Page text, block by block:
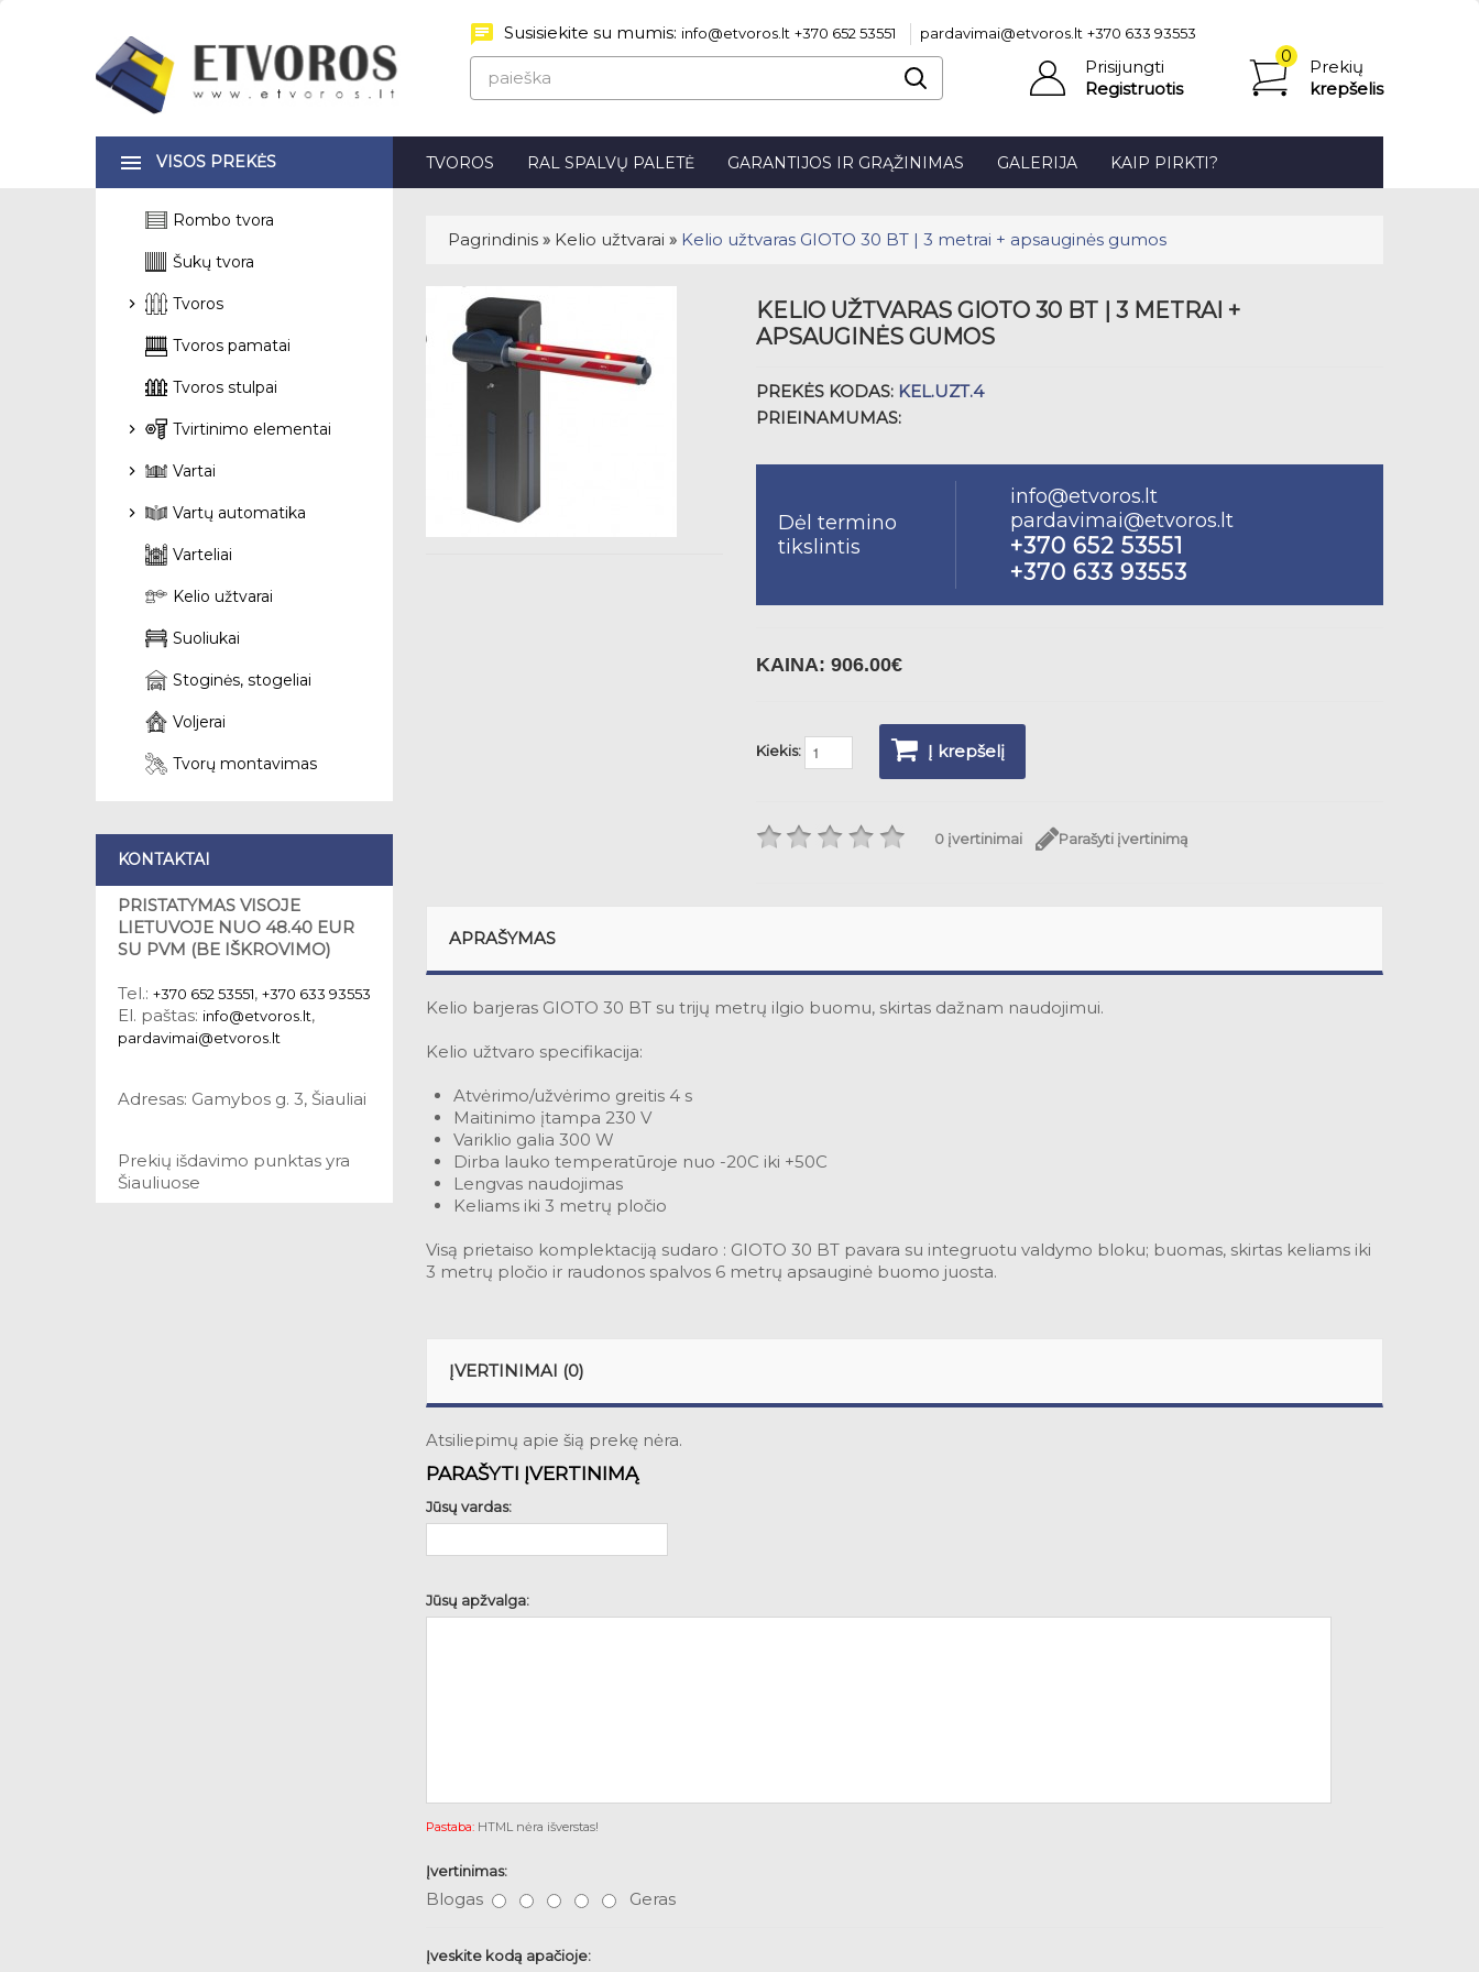
Susisiekite su mumis: info@etvoros.lt +370 652 53551 pardavimai@etvoros.lt +370 633 93553
Prisijungti
Registruotis
Prekių
krepšelis
0
prekė(s)
-
TVOROS RAL SPALVŲ PALETĖ GARANTIJOS IR GRĄŽINIMAS GALERIJA KAIP PIRKTI?
Pagrindinis » Kelio užtvarai » Kelio užtvaras GIOTO 30 BT | 3 metrai + apsauginės gumos
KELIO UŽTVARAS GIOTO 30 BT | 3 METRAI +
APSAUGINĖS GUMOS
PREKĖS KODAS: KEL.UZT.4
PRIEINAMUMAS:
Dėl termino
tikslintis
info@etvoros.lt
pardavimai@etvoros.lt
+370 652 53551
+370 633 93553
KAINA: 906.00€
Kiekis: Į krepšelį
0 įvertinimai Parašyti įvertinimą
APRAŠYMAS
Kelio barjeras GIOTO 30 BT su trijų metrų ilgio buomu, skirtas dažnam naudojimui.
Kelio užtvaro specifikacija:
Atvėrimo/užvėrimo greitis 4 s
Maitinimo įtampa 230 V
Variklio galia 300 W
Dirba lauko temperatūroje nuo -20C iki +50C
Lengvas naudojimas
Keliams iki 3 metrų pločio
Visą prietaiso komplektaciją sudaro : GIOTO 30 BT pavara su integruotu valdymo bloku; buomas, skirtas keliams iki
3 metrų pločio ir raudonos spalvos 6 metrų apsauginė buomo juosta.
ĮVERTINIMAI (0)
Atsiliepimų apie šią prekę nėra.
PARAŠYTI ĮVERTINIMĄ
Jūsų vardas:
Jūsų apžvalga:
Pastaba: HTML nėra išverstas!
Įvertinimas:
Blogas Geras
Įveskite kodą apačioje:
VISOS PREKĖS
Rombo tvora
Šukų tvora
Tvoros
Tvoros pamatai
Tvoros stulpai
Tvirtinimo elementai
Vartai
Vartų automatika
Varteliai
Kelio užtvarai
Suoliukai
Stoginės, stogeliai
Voljerai
Tvorų montavimas
KONTAKTAI
PRISTATYMAS VISOJE
LIETUVOJE NUO 48.40 EUR
SU PVM (BE IŠKROVIMO)
Tel.: +370 652 53551, +370 633 93553
El. paštas: info@etvoros.lt,
pardavimai@etvoros.lt
Adresas: Gamybos g. 3, Šiauliai
Prekių išdavimo punktas yra
Šiauliuose